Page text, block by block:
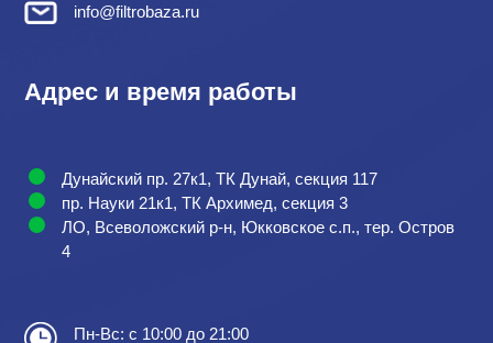
info@filtrobaza.ru
Адрес и время работы
Дунайский пр. 27к1, ТК Дунай, секция 117
пр. Науки 21к1, ТК Архимед, секция 3
ЛО, Всеволожский р-н, Юкковское с.п., тер. Остров
4
Пн-Вс: с 10:00 до 21:00